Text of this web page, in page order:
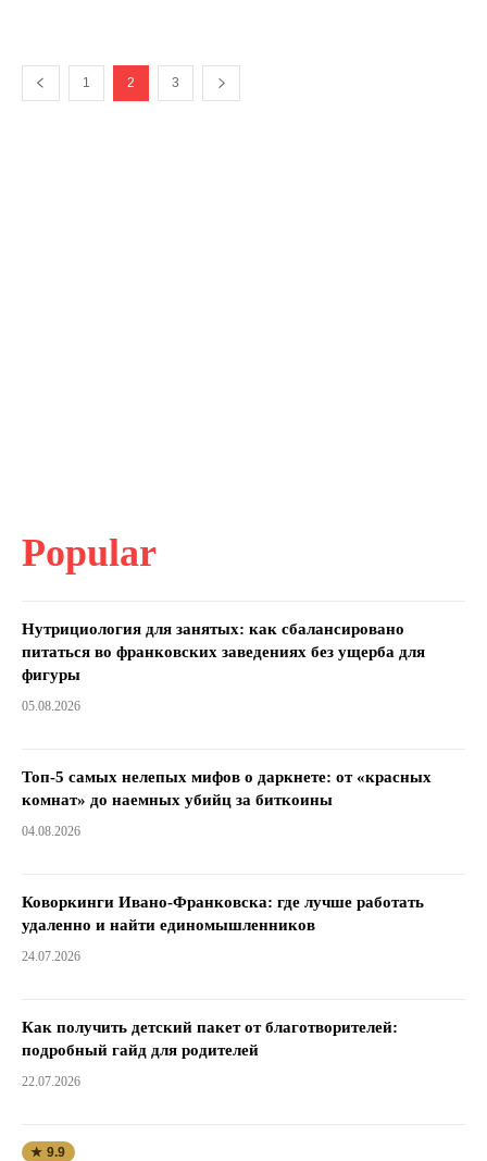
1 2 3
Popular
Нутрициология для занятых: как сбалансировано
питаться во франковских заведениях без ущерба для
фигуры
05.08.2026
Топ-5 самых нелепых мифов о даркнете: от «красных
комнат» до наемных убийц за биткоины
04.08.2026
Коворкинги Ивано-Франковска: где лучше работать
удаленно и найти единомышленников
24.07.2026
Как получить детский пакет от благотворителей:
подробный гайд для родителей
22.07.2026
★ 9.9